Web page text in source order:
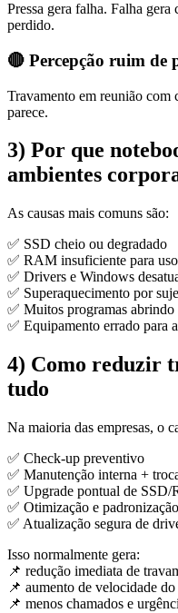
Pressa gera falha. Falha
perdido.
🔴 Percepção ruim de
Travamento em reunião com
parece.
3) Por que
ambientes
As causas mais comuns são:
✅ SSD cheio ou degradado
✅ RAM insuficiente para
✅ Drivers e Windows
✅ Superaquecimento por
✅ Muitos programas
✅ Equipamento errado para
4) Como reduzir
tudo
Na maioria das empresas, o
✅ Check-up preventivo
✅ Manutenção interna +
✅ Upgrade pontual de
✅ Otimização e
✅ Atualização segura de
Isso normalmente gera:
📌 redução imediata de
📌 aumento de velocidade
📌 menos chamados e